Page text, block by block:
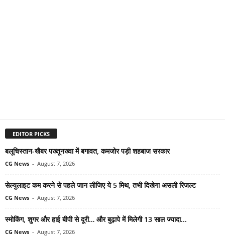
EDITOR PICKS
बलूचिस्तान-खैबर पख्तूनख्वा में बगावत, कमजोर पड़ी शहबाज सरकार
CG News - August 7, 2026
सेल्युलाइट कम करने से पहले जान लीजिए ये 5 मिथ, तभी दिखेगा असली रिजल्ट
CG News - August 7, 2026
स्मोकिंग, शुगर और हाई बीपी से दूरी… और बुढ़ापे में मिलेगी 13 साल ज्यादा...
CG News - August 7, 2026